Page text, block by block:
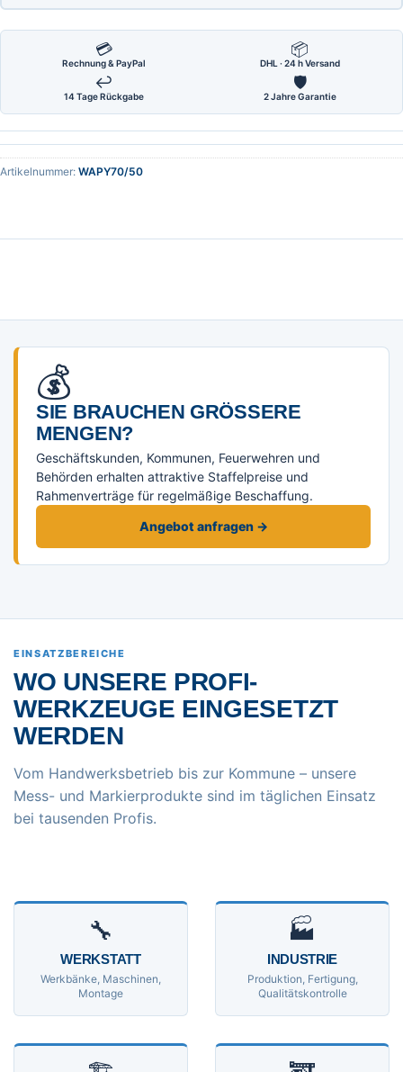
💳
Rechnung & PayPal
📦
DHL · 24 h Versand
↩
14 Tage Rückgabe
🛡
2 Jahre Garantie
Artikelnummer: WAPY70/50
💰
SIE BRAUCHEN GRÖSSERE M
ENGEN?
Geschäftskunden, Kommunen, Feuerwehren und
Behörden erhalten attraktive Staffelpreise und
Rahmenverträge für regelmäßige Beschaffung.
Angebot anfragen →
EINSATZBEREICHE
WO UNSERE PROFI-
WERKZEUGE EINGESETZT
WERDEN
Vom Handwerksbetrieb bis zur Kommune – unsere
Mess- und Markierprodukte sind im täglichen Einsatz
bei tausenden Profis.
🔧
WERKSTATT
Werkbänke, Maschinen,
Montage
🏭
INDUSTRIE
Produktion, Fertigung,
Qualitätskontrolle